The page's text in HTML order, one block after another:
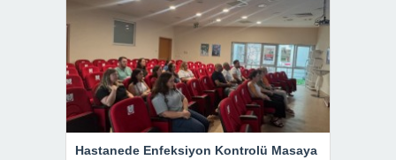
Hastanede Enfeksiyon Kontrolü Masaya